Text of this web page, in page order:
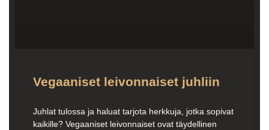
Vegaaniset leivonnaiset juhliin
Juhlat tulossa ja haluat tarjota herkkuja, jotka sopivat
kaikille? Vegaaniset leivonnaiset ovat täydellinen